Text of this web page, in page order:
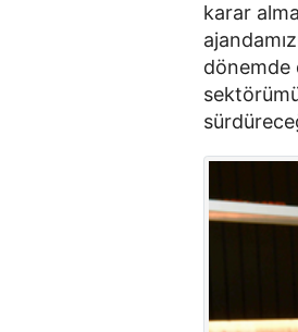
karar
dönemde